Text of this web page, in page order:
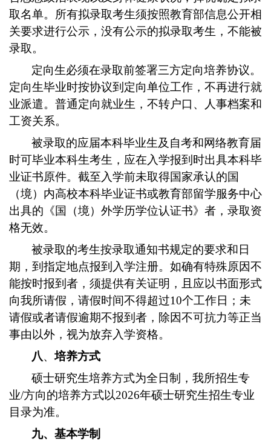
取名单。所有拟录取考生须按照教育部信息公开相
关要求进行公示，没有公示的拟录取考生，不能被
录取。
定向生必须在录取前签署三方定向培养协议。
定向生毕业时按协议到定向单位工作，不再进行就
业派遣。普通定向就业生，不转户口、人事档案和
工资关系。
被录取的应届本科毕业生及自考和网络教育届
时可毕业本科生考生，应在入学报到时出具本科毕
业证书原件。截至入学前未取得国家承认的国
（境）内高校本科毕业证书或教育部留学服务中心
出具的《国（境）外学历学位认证书》者，录取资
格无效。
被录取的考生按录取通知书规定的要求和日
期，到指定地点报到入学注册。如确有特殊原因不
能按时报到者，须提供有关证明，且应以书面形式
向我所请假，请假时间不得超过10个工作日；未
请假或者请假逾期不报到者，除因不可抗力等正当
事由以外，视为放弃入学资格。
八、培养方式
硕士研究生培养方式为全日制，我所招生专
业/方向的培养方式以2026年硕士研究生招生专业
目录为准。
九、基本学制